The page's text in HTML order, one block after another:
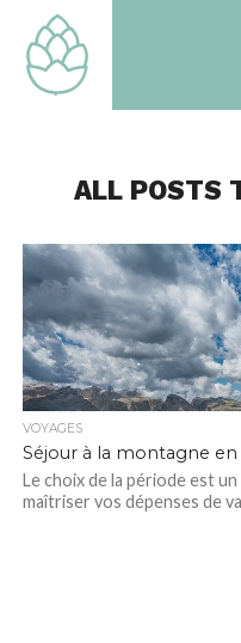
TOUT
SAVOIR
NOTRE
ALL POSTS
VOYAGES
Séjour à la montagne
Le choix de la période est
maîtriser vos dépenses de